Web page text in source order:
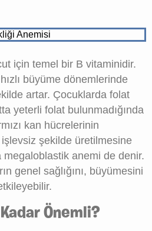
için temel bir B vitaminidir.
büyüme dönemlerinde
artar. Çocuklarda folat
yeterli folat bulunmadığında
kan hücrelerinin
şekilde üretilmesine
anemi de denir.
genel sağlığını, büyümesini
Önemli?